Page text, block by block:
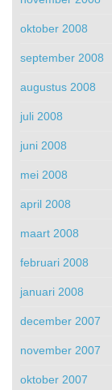
oktober 2008
september 2008
augustus 2008
juli 2008
juni 2008
mei 2008
april 2008
maart 2008
februari 2008
januari 2008
december 2007
november 2007
oktober 2007